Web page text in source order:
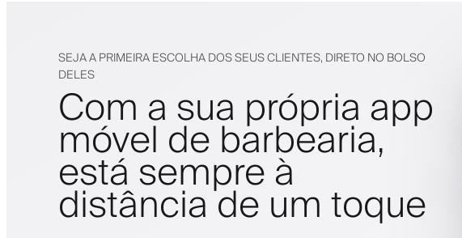
SEJA A PRIMEIRA ESCOLHA DOS SEUS CLIENTES, DIRETO NO BOLSO
DELES
Com a sua própria app
móvel de barbearia,
está sempre à
distância de um toque